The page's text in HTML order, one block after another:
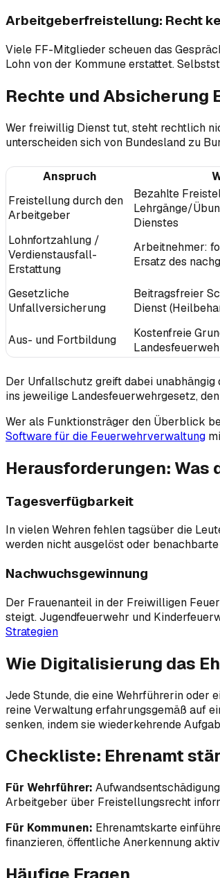
Arbeitgeberfreistellung: Recht
Viele FF-Mitglieder scheuen das
Lohn von der Kommune erstattet.
Rechte und Absicherung
Wer freiwillig Dienst tut, steht rechtlich
unterscheiden sich von Bundesland zu
Anspruch
Freistellung durch den
Arbeitgeber
Bezahlte
Lehrgänge/
Dienstes
Lohnfortzahlung /
Verdienstausfall-
Erstattung
Arbeitnehmer:
Ersatz des
Gesetzliche
Unfallversicherung
Beitragsfreier
Dienst
Aus- und Fortbildung
Kostenfreie
Der Unfallschutz greift dabei
ins jeweilige Landesfeuerwehrgesetz,
Wer als Funktionsträger den Überblick
Software für die Feuerwehrverwaltung
Herausforderungen: Was
Tagesverfügbarkeit
In vielen Wehren fehlen tagsüber die
werden nicht ausgelöst oder
Nachwuchsgewinnung
Der Frauenanteil in der Freiwilligen
steigt. Jugendfeuerwehr und
Strategien
Wie Digitalisierung das
Jede Stunde, die eine Wehrführerin
reine Verwaltung erfahrungsgemäß auf
senken, indem sie wiederkehrende
Checkliste: Ehrenamt
Für Wehrführer:
Arbeitgeber über Freistellungsrecht
Für Kommunen: Ehrenamtskarte
finanzieren, öffentliche Anerkennung